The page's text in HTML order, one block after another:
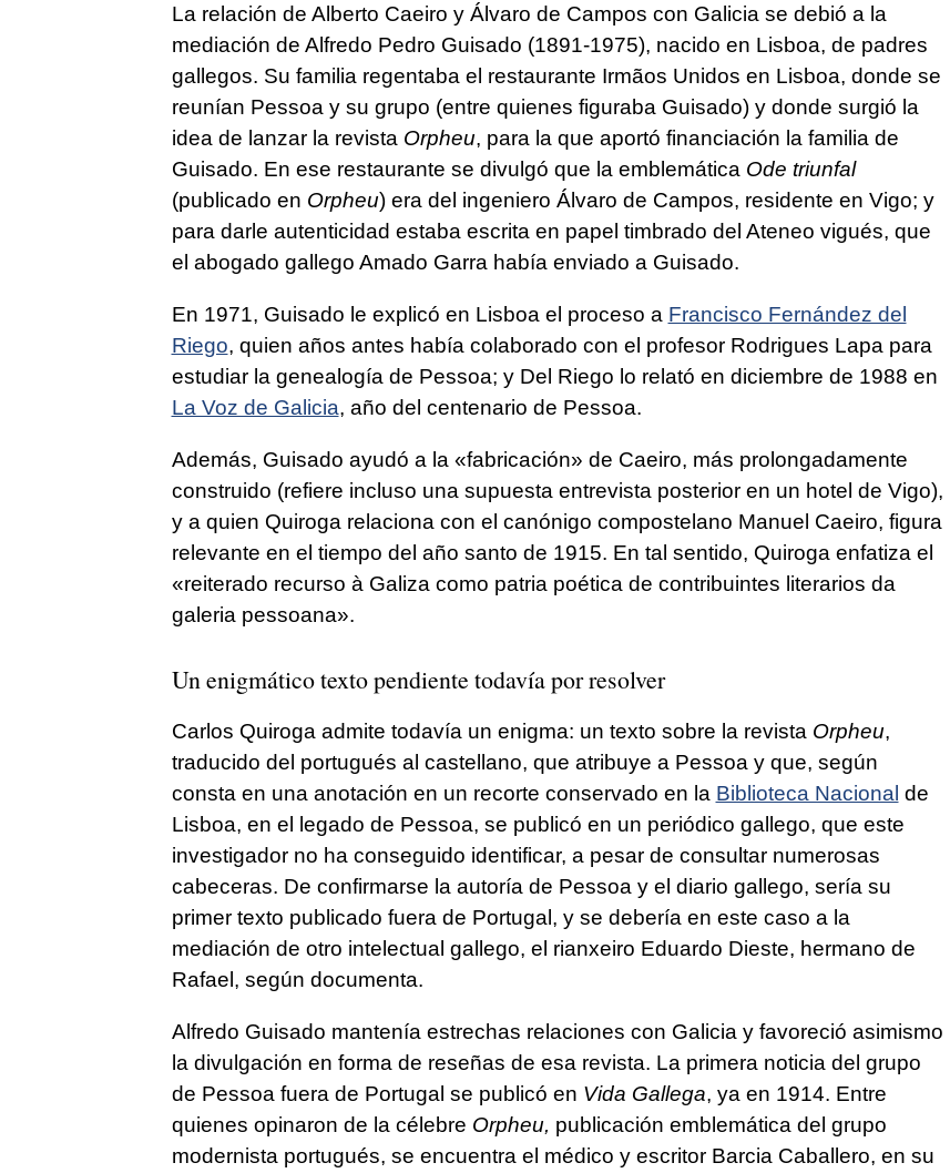
La relación de Alberto Caeiro y Álvaro de Campos con Galicia se debió a la
mediación de Alfredo Pedro Guisado (1891-1975), nacido en Lisboa, de padres
gallegos. Su familia regentaba el restaurante Irmãos Unidos en Lisboa, donde se
reunían Pessoa y su grupo (entre quienes figuraba Guisado) y donde surgió la
idea de lanzar la revista Orpheu, para la que aportó financiación la familia de
Guisado. En ese restaurante se divulgó que la emblemática Ode triunfal
(publicado en Orpheu) era del ingeniero Álvaro de Campos, residente en Vigo; y
para darle autenticidad estaba escrita en papel timbrado del Ateneo vigués, que
el abogado gallego Amado Garra había enviado a Guisado.
En 1971, Guisado le explicó en Lisboa el proceso a Francisco Fernández del
Riego, quien años antes había colaborado con el profesor Rodrigues Lapa para
estudiar la genealogía de Pessoa; y Del Riego lo relató en diciembre de 1988 en
La Voz de Galicia, año del centenario de Pessoa.
Además, Guisado ayudó a la «fabricación» de Caeiro, más prolongadamente
construido (refiere incluso una supuesta entrevista posterior en un hotel de Vigo),
y a quien Quiroga relaciona con el canónigo compostelano Manuel Caeiro, figura
relevante en el tiempo del año santo de 1915. En tal sentido, Quiroga enfatiza el
«reiterado recurso à Galiza como patria poética de contribuintes literarios da
galeria pessoana».
Un enigmático texto pendiente todavía por resolver
Carlos Quiroga admite todavía un enigma: un texto sobre la revista Orpheu,
traducido del portugués al castellano, que atribuye a Pessoa y que, según
consta en una anotación en un recorte conservado en la Biblioteca Nacional de
Lisboa, en el legado de Pessoa, se publicó en un periódico gallego, que este
investigador no ha conseguido identificar, a pesar de consultar numerosas
cabeceras. De confirmarse la autoría de Pessoa y el diario gallego, sería su
primer texto publicado fuera de Portugal, y se debería en este caso a la
mediación de otro intelectual gallego, el rianxeiro Eduardo Dieste, hermano de
Rafael, según documenta.
Alfredo Guisado mantenía estrechas relaciones con Galicia y favoreció asimismo
la divulgación en forma de reseñas de esa revista. La primera noticia del grupo
de Pessoa fuera de Portugal se publicó en Vida Gallega, ya en 1914. Entre
quienes opinaron de la célebre Orpheu, publicación emblemática del grupo
modernista portugués, se encuentra el médico y escritor Barcia Caballero, en su